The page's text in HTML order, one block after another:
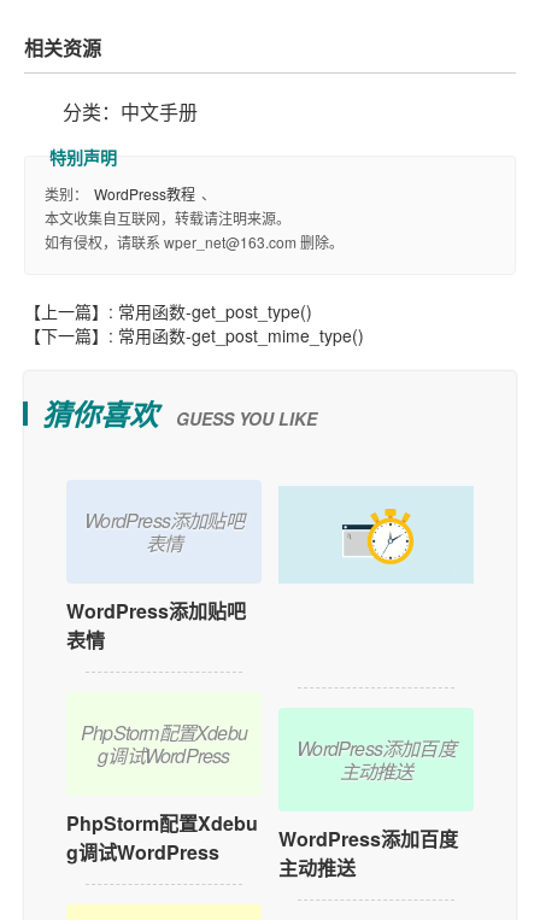
相关资源
分类：中文手册
类别： WordPress教程 、
本文收集自互联网，转载请注明来源。
如有侵权，请联系 wper_net@163.com 删除。
【上一篇】: 常用函数-get_post_type()
【下一篇】: 常用函数-get_post_mime_type()
猜你喜欢 GUESS YOU LIKE
WordPress添加贴吧
表情
WordPress添加贴吧
表情
PhpStorm配置Xdebu
g调试WordPress
PhpStorm配置Xdebu
g调试WordPress
WordPress添加百度
主动推送
WordPress添加百度
主动推送